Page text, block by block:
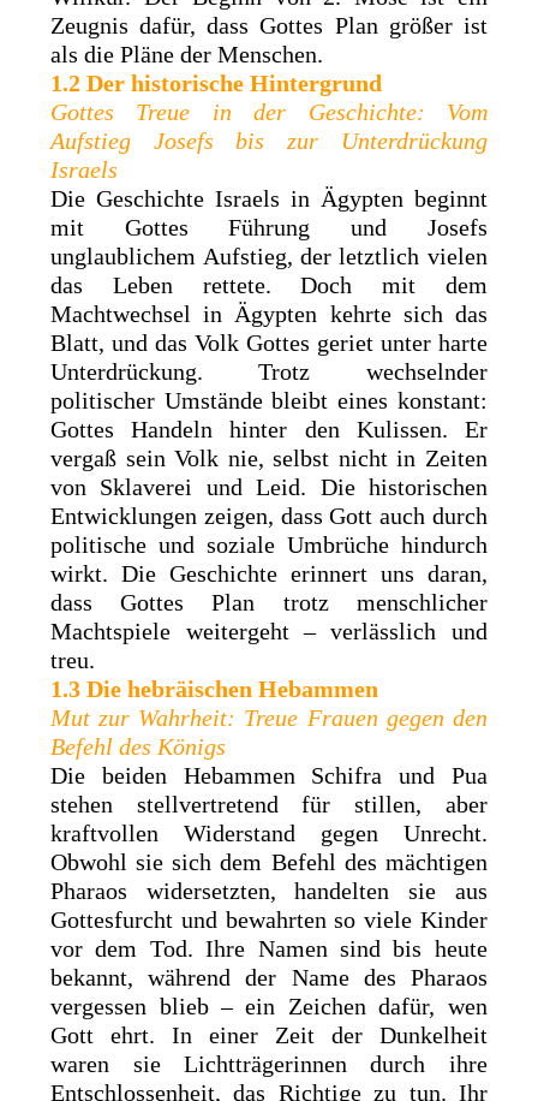
Zeugnis dafür, dass Gottes Plan größer ist
als die Pläne der Menschen.
1.2 Der historische Hintergrund
Gottes Treue in der Geschichte: Vom
Aufstieg Josefs bis zur Unterdrückung
Israels
Die Geschichte Israels in Ägypten beginnt
mit Gottes Führung und Josefs
unglaublichem Aufstieg, der letztlich vielen
das Leben rettete. Doch mit dem
Machtwechsel in Ägypten kehrte sich das
Blatt, und das Volk Gottes geriet unter harte
Unterdrückung. Trotz wechselnder
politischer Umstände bleibt eines konstant:
Gottes Handeln hinter den Kulissen. Er
vergaß sein Volk nie, selbst nicht in Zeiten
von Sklaverei und Leid. Die historischen
Entwicklungen zeigen, dass Gott auch durch
politische und soziale Umbrüche hindurch
wirkt. Die Geschichte erinnert uns daran,
dass Gottes Plan trotz menschlicher
Machtspiele weitergeht – verlässlich und
treu.
1.3 Die hebräischen Hebammen
Mut zur Wahrheit: Treue Frauen gegen den
Befehl des Königs
Die beiden Hebammen Schifra und Pua
stehen stellvertretend für stillen, aber
kraftvollen Widerstand gegen Unrecht.
Obwohl sie sich dem Befehl des mächtigen
Pharaos widersetzten, handelten sie aus
Gottesfurcht und bewahrten so viele Kinder
vor dem Tod. Ihre Namen sind bis heute
bekannt, während der Name des Pharaos
vergessen blieb – ein Zeichen dafür, wen
Gott ehrt. In einer Zeit der Dunkelheit
waren sie Lichtträgerinnen durch ihre
Entschlossenheit, das Richtige zu tun. Ihr